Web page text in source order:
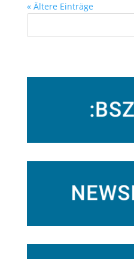
« Ältere Einträge